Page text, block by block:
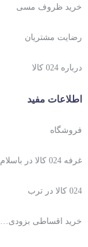
خرید ظروف مسی
رضایت مشتریان
درباره 024 کالا
اطلاعات مفید
فروشگاه
غرفه 024 کالا در باسلام
024 کالا در ترب
خرید اقساطی بزودی…